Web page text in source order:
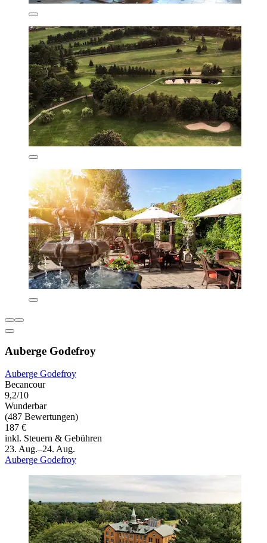
Auberge Godefroy
Auberge Godefroy
Becancour
9,2/10
Wunderbar
(487 Bewertungen)
187 €
inkl. Steuern & Gebühren
23. Aug.–24. Aug.
Auberge Godefroy